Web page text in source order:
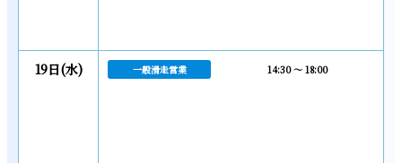
19日(水) 一般滑走営業 14:30 ～ 18:00